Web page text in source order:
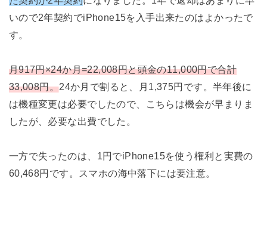
いので2年契約でiPhone15を入手出来たのはよかったで
す。
月917円×24か月=22,008円と頭金の11,000円で合計
33,008円。24か月で割ると、月1,375円です。半年後に
は機種変更は必要でしたので、こちらは機会が早まりま
したが、必要な出費でした。
一方で失ったのは、1円でiPhone15を使う権利と実費の
60,468円です。スマホの海中落下には要注意。